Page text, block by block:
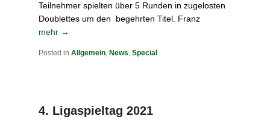
Teilnehmer spielten über 5 Runden in zugelosten
Doublettes um den begehrten Titel. Franz
mehr →
Posted in Allgemein, News, Special
4. Ligaspieltag 2021